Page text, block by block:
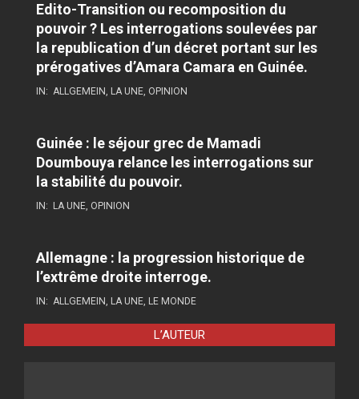
Edito-Transition ou recomposition du
pouvoir ? Les interrogations soulevées par
la republication d’un décret portant sur les
prérogatives d’Amara Camara en Guinée.
IN: ALLGEMEIN LA UNE OPINION
Guinée : le séjour grec de Mamadi
Doumbouya relance les interrogations sur
la stabilité du pouvoir.
IN: LA UNE OPINION
Allemagne : la progression historique de
l’extrême droite interroge.
IN: ALLGEMEIN LA UNE LE MONDE
L’AUTEUR